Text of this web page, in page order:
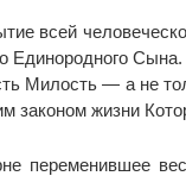
всей
Единородного
Милость — а не
законом жизни
переменившее